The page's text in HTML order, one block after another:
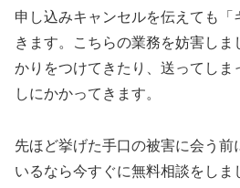
申し込みキャンセルを伝えても
きます。こちらの業務を妨害し
かりをつけてきたり、送ってしま
しにかかってきます。
先ほど挙げた手口の被害に会う前
いるなら今すぐに無料相談をしま